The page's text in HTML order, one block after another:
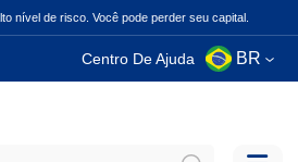
nível de risco. Você pode perder seu capital.
Centro De Ajuda BR